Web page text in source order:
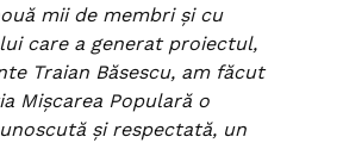
mii de membri şi cu
care a generat proiectul,
Traian Băsescu, am făcut
Mişcarea Populară o
şi respectată, un